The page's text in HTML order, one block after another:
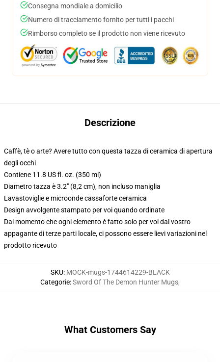
Consegna mondiale a domicilio
Numero di tracciamento fornito per tutti i pacchi
Rimborso completo se il prodotto non viene ricevuto
Descrizione
Caffè, tè o arte? Avere tutto con questa tazza di ceramica di apertura
degli occhi
Contiene 11.8 US fl. oz. (350 ml)
Diametro tazza è 3.2" (8,2 cm), non incluso maniglia
Lavastoviglie e microonde cassaforte ceramica
Design avvolgente stampato per voi quando ordinate
Dal momento che ogni elemento è fatto solo per voi dal vostro
appagante di terze parti locale, ci possono essere lievi variazioni nel
prodotto ricevuto
SKU: MOCK-mugs-1744614229-BLACK
Categorie:Sword Of The Demon Hunter Mugs,
What Customers Say